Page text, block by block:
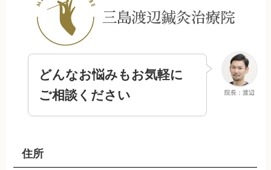
院長：渡辺
どんなお悩みもお気軽に
ご相談ください
住所